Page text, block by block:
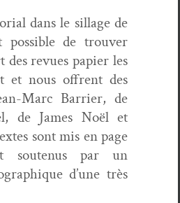
dans le sil­lage de
pos­si­ble de trou­ver
des revues papi­er les
et nous offrent des
Marc Bar­ri­er, de
de James Noël et
sont mis en page
soutenus par un
d’une très